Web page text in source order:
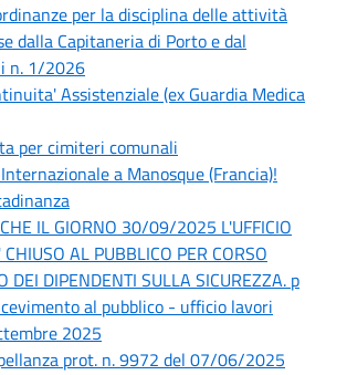
per la disciplina delle attività
dalla Capitaneria di Porto e dal
n. 1/2026
Assistenziale (ex Guardia Medica
per cimiteri comunali
a Manosque (Francia)!
IL GIORNO 30/09/2025 L'UFFICIO
AL PUBBLICO PER CORSO
DEI DIPENDENTI SULLA SICUREZZA. p
al pubblico - ufficio lavori
2025
prot. n. 9972 del 07/06/2025